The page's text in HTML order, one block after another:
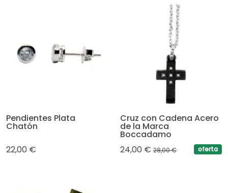
Pendientes Plata
Chatón
22,00 €
Cruz con Cadena Acero
de la Marca
Boccadamo
24,00 € 28,00 € oferta